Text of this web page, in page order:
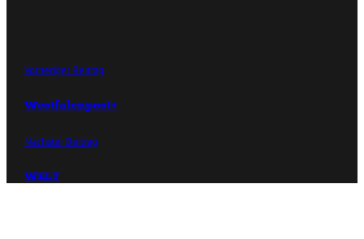
Vorheriger Beitrag
Westfalenpost+
Nächster Beitrag
WELT